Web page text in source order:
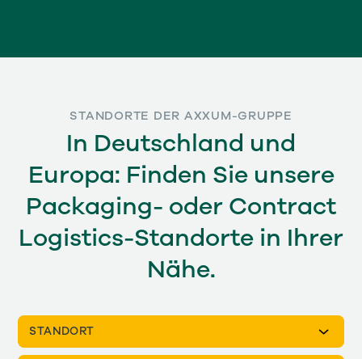
STANDORTE DER AXXUM-GRUPPE
In Deutschland und
Europa: Finden Sie unsere
Packaging- oder Contract
Logistics-Standorte in Ihrer
Nähe.
STANDORT